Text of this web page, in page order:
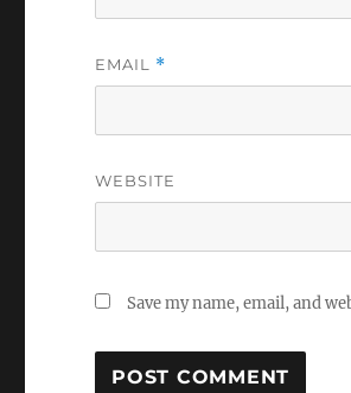
EMAIL *
WEBSITE
Save my name, email, and